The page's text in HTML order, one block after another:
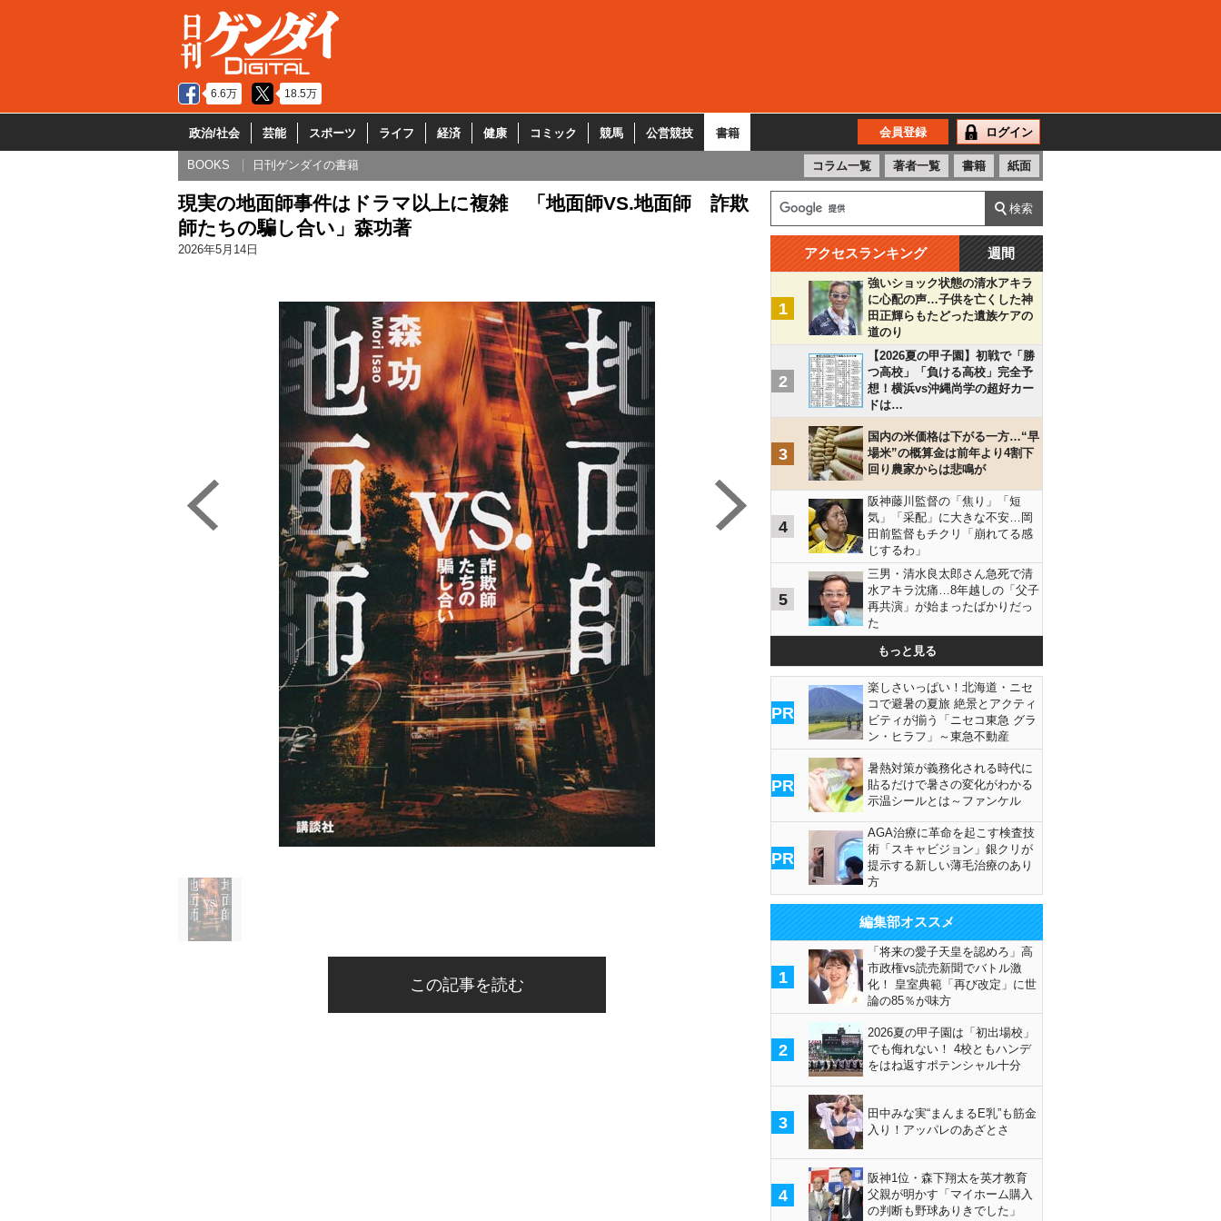
6.6万 18.5万
政治/社会 芸能 スポーツ ライフ 経済 健康 コミック 競馬 公営競技 書籍 会員登録 ログイン
BOOKS 日刊ゲンダイの書籍 コラム一覧 著者一覧 書籍 紙面
現実の地面師事件はドラマ以上に複雑 「地面師VS.地面師 詐欺
師たちの騙し合い」森功著
2026年5月14日
この記事を読む
アクセスランキング 週間
1
強いショック状態の清水アキラ
に心配の声…子供を亡くした神
田正輝らもたどった遺族ケアの
道のり
2
【2026夏の甲子園】初戦で「勝
つ高校」「負ける高校」完全予
想！横浜vs沖縄尚学の超好カー
ドは…
3
国内の米価格は下がる一方…“早
場米”の概算金は前年より4割下
回り農家からは悲鳴が
4
阪神藤川監督の「焦り」「短
気」「采配」に大きな不安…岡
田前監督もチクリ「崩れてる感
じするわ」
5
三男・清水良太郎さん急死で清
水アキラ沈痛…8年越しの「父子
再共演」が始まったばかりだっ
た
もっと見る
PR
楽しさいっぱい！北海道・ニセ
コで避暑の夏旅 絶景とアクティ
ビティが揃う「ニセコ東急 グラ
ン・ヒラフ」～東急不動産
PR
暑熱対策が義務化される時代に
貼るだけで暑さの変化がわかる
示温シールとは～ファンケル
PR
AGA治療に革命を起こす検査技
術「スキャビジョン」銀クリが
提示する新しい薄毛治療のあり
方
編集部オススメ
1
「将来の愛子天皇を認めろ」高
市政権vs読売新聞でバトル激
化！ 皇室典範「再び改定」に世
論の85％が味方
2
2026夏の甲子園は「初出場校」
でも侮れない！ 4校ともハンデ
をはね返すポテンシャル十分
3
田中みな実“まんまるE乳”も筋金
入り！アッパレのあざとさ
4
阪神1位・森下翔太を英才教育
父親が明かす「マイホーム購入
の判断も野球ありきでした」